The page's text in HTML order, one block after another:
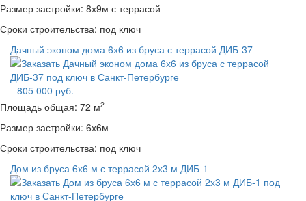
Размер застройки: 8х9м с террасой
Сроки строительства: под ключ
Дачный эконом дома 6х6 из бруса с террасой ДИБ-37
805 000 руб.
Площадь общая: 72 м2
Размер застройки: 6х6м
Сроки строительства: под ключ
Дом из бруса 6х6 м с террасой 2х3 м ДИБ-1